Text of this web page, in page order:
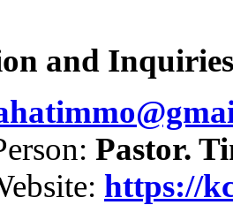
and Inquiries
Pastor.
https://